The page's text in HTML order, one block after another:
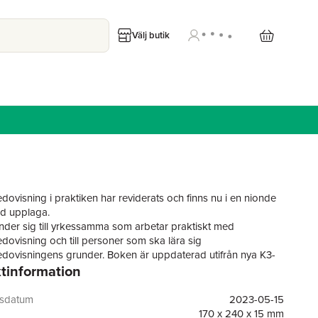
Välj butik
i praktiken har reviderats och finns nu i en nionde
upplaga.
sig till yrkessamma som arbetar praktiskt med
och till personer som ska lära sig
grunder. Boken är uppdaterad utifrån nya K3-
från Bokföringsnämnden.
till nu gällande regelverk (hösten 2022). Vidare har
till BFN AR 2012:1 (K3) och andra aktuella lagar och
2023-05-15
170 x 240 x 15 mm